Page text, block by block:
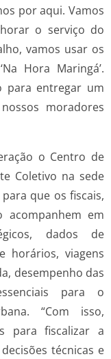
por aqui. Vamos
o serviço do
vamos usar os
Hora Maringá’.
para entregar um
moradores
o Centro de
Coletivo na sede
que os fiscais,
acompanhem em
dados de
horários, viagens
desempenho das
para o
“Com isso,
para fiscalizar a
técnicas e